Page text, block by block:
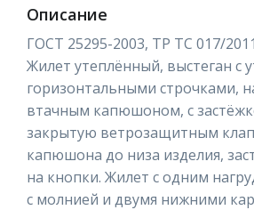
Описание
ГОСТ 25295-2003, ТР ТС 017/2011
Жилет утеплённый, выстеган с
горизонтальными строчками,
втачным капюшоном, с
закрытую ветрозащитным
капюшона до низа изделия,
на кнопки. Жилет с одним
с молнией и двумя нижними